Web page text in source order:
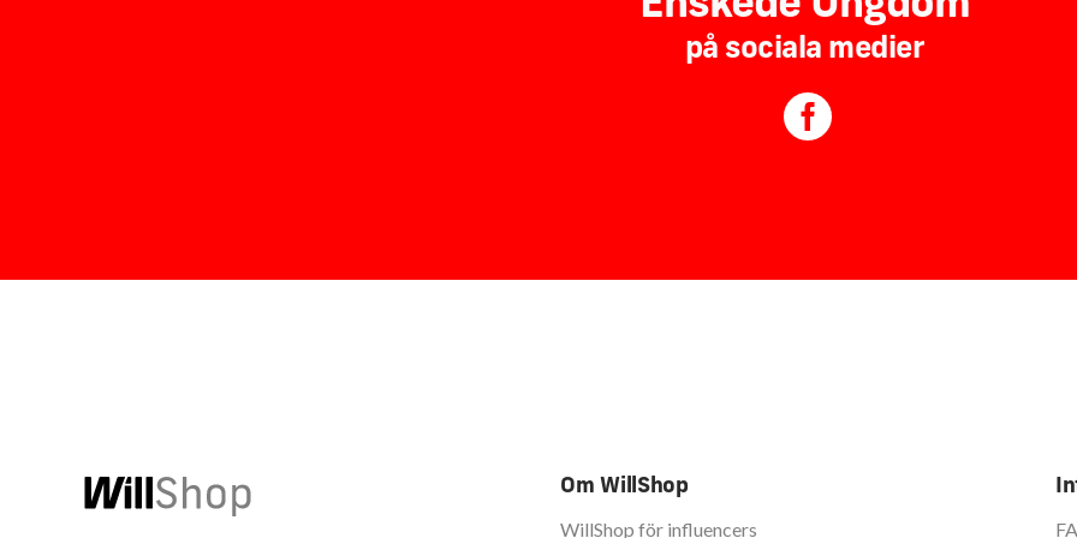
på sociala medier
Om WillShop
WillShop för influencers